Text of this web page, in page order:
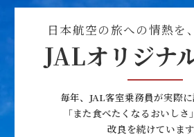
日本航空の旅への情熱を
JALオリジナ
毎年、JAL客室乗務員が実際に
「また食べたくなるおいしさ
改良を続けています